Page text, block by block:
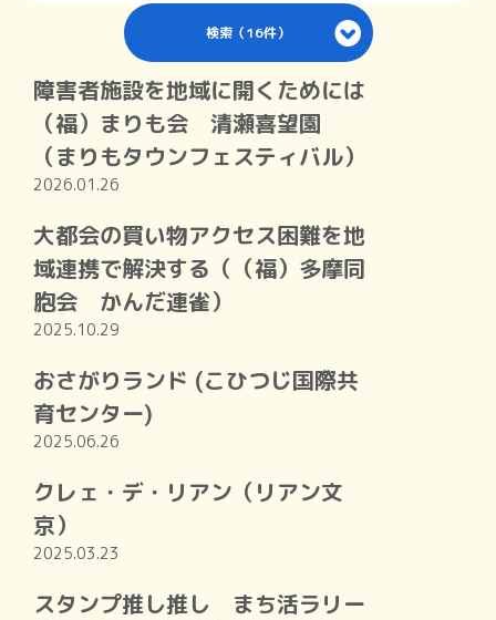
検索（16件）
障害者施設を地域に開くためには
（福）まりも会 清瀬喜望園
（まりもタウンフェスティバル）
2026.01.26
大都会の買い物アクセス困難を地
域連携で解決する（（福）多摩同
胞会 かんだ連雀）
2025.10.29
おさがりランド (こひつじ国際共
育センター)
2025.06.26
クレェ・デ・リアン（リアン文
京）
2025.03.23
スタンプ推し推し まち活ラリー